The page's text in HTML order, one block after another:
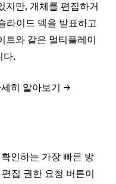
지만, 개체를 편집하거
라이드 덱을 발표하고
트와 같은 멀티플레이
다.
히 알아보기 →
인하는 가장 빠른 방
편집 권한 요청 버튼이